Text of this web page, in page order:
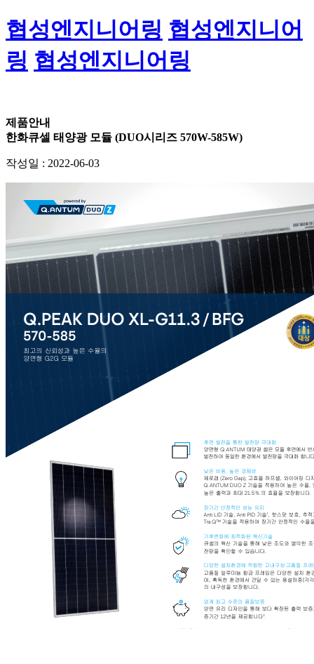
협성엔지니어링 협성엔지니어
링 협성엔지니어링
제품안내
한화큐셀 태양광 모듈 (DUO시리즈 570W-585W)
작성일 : 2022-06-03